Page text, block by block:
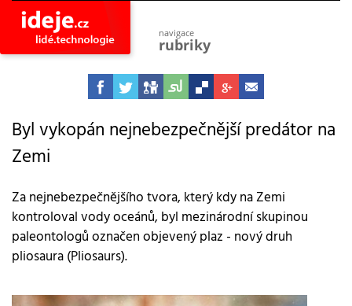
navigace
rubriky
astro
vesmír
projekty
objevy
vynálezy
planeta
přiroda
Byl vykopán nejnebezpečnější predátor na
Zemi
Za nejnebezpečnějšího tvora, který kdy na Zemi
kontroloval vody oceánů, byl mezinárodní skupinou
paleontologů označen objevený plaz - nový druh
pliosaura (Pliosaurs).